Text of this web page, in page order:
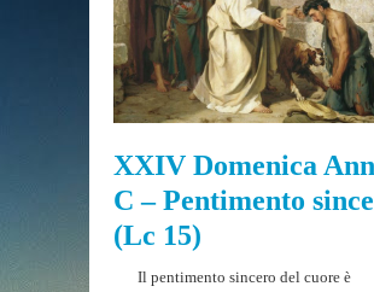
XXIV Domenica
C – Pentimento
(Lc 15)
Il pentimento sincero del cuore è